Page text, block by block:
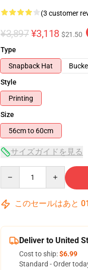
(3 customer
¥3,897 ¥3,118 $21.50
Type
Snapback Hat
Style
Printing
Size
56cm to 60cm
サイズガイドを見る
このセールはあと 01
Deliver to United
Cost to ship:$6.99
Standard - Order